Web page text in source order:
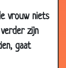
vrouw niets
zijn
gaat
3.28